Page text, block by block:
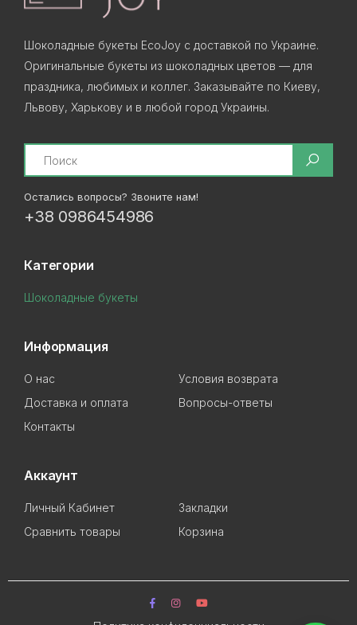
Шоколадные букеты EcoJoy с доставкой по Украине.
Оригинальные букеты из шоколадных цветов — для
праздника, любимых и коллег. Заказывайте по Киеву,
Львову, Харькову и в любой город Украины.
Search
Остались вопросы? Звоните нам!
+38 0986454986
Категории
Шоколадные букеты
Информация
О нас
Условия возврата
Доставка и оплата
Вопросы-ответы
Контакты
Аккаунт
Личный Кабинет
Закладки
Сравнить товары
Корзина